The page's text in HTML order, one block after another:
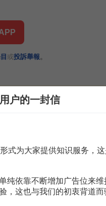
或投訴舉報。
户的一封信
式为大家提供知识服务，
纯依靠不断增加广告位来维
，这也与我们的初衷背道而